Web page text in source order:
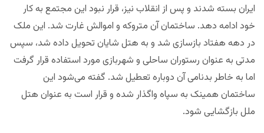
ایران بسته شدند و پس از انقلاب نیز، قرار نبود این مجتمع به کار
خود ادامه دهد. ساختمان آن متروکه و اموالش غارت شد. این ملک
در دهه هفتاد بازسازی شد و به هتل شایان تحویل داده شد، سپس
مدتی به عنوان رستوران ساحلی و شهربازی مورد استفاده قرار گرفت
اما به خاطر بدنامی آن دوباره تعطیل شد. گفته می‌شود این
ساختمان همینک به سپاه واگذار شده و قرار است به عنوان هتل
ملل بازگشایی شود.